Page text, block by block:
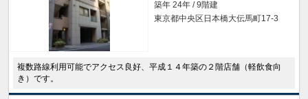
築年 24年 / 9階建
東京都中央区日本橋大伝馬町17-3
複数路線利用可能でアクセス良好、平成１４年築の２階店舗（軽飲食向
き）です。